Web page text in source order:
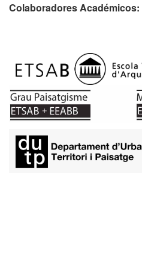
Colaboradores Académicos: